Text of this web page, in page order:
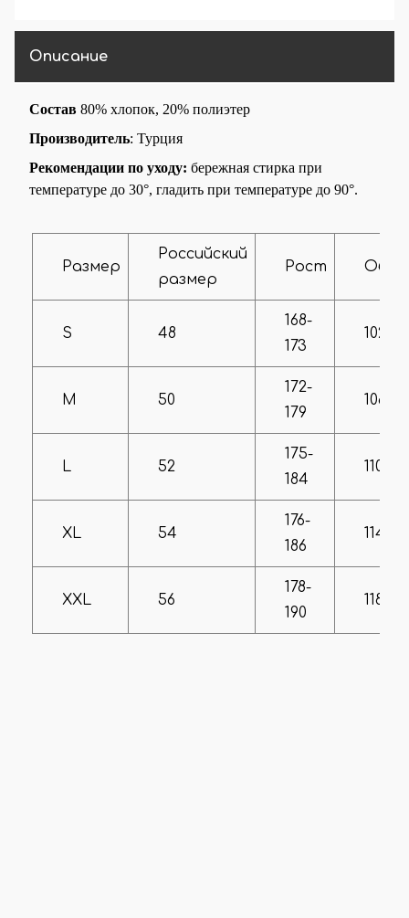
Несъемный
Наличие
манжетов
Декоративные
Тип рукава На манжете
Описание
Состав 80% хлопок, 20% полиэтер
Производитель: Турция
Рекомендации по уходу: бережная стирка при
температуре до 30°, гладить при температуре до 90°.
Размер
Российский
размер
Рост
S 48
168-
173
102-
M 50
172-
179
106-
L 52
175-
184
110-
XL 54
176-
186
114-
XXL 56
178-
190
118-121